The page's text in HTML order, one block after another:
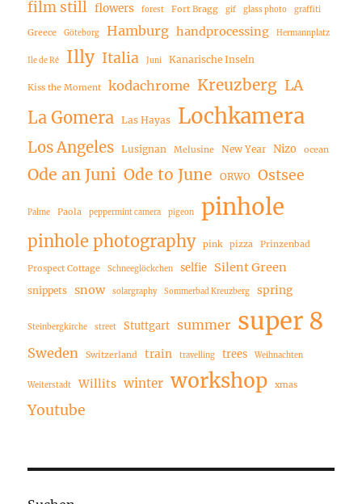
film still flowers forest Fort Bragg gif glass photo graffiti
Greece Göteborg Hamburg handprocessing Hermannplatz
Ile de Ré Illy Italia Juni Kanarische Inseln
Kiss the Moment kodachrome Kreuzberg LA
La Gomera Las Hayas Lochkamera
Los Angeles Lusignan Melusine New Year Nizo ocean
Ode an Juni Ode to June ORWO Ostsee
Palme Paola peppermint camera pigeon pinhole
pinhole photography pink pizza Prinzenbad
Prospect Cottage Schneeglöckchen selfie Silent Green
snippets snow solargraphy Sommerbad Kreuzberg spring
Steinbergkirche street Stuttgart summer super 8
Sweden Switzerland train travelling trees Weihnachten
Weiterstadt Willits winter workshop xmas
Youtube